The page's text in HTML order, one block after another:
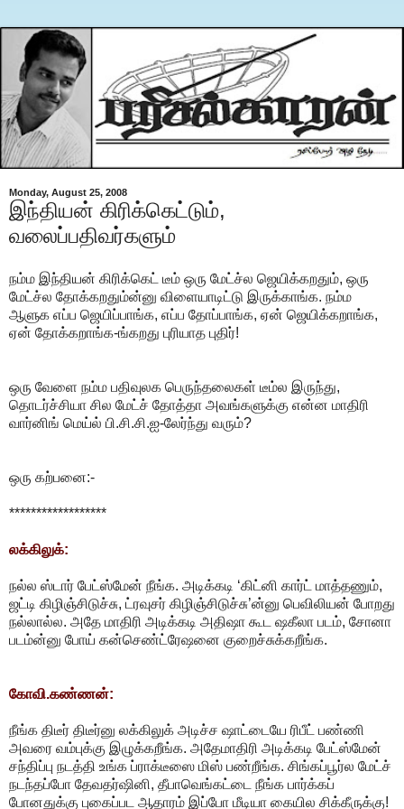
Monday, August 25, 2008
இந்தியன் கிரிக்கெட்டும்,
வலைப்பதிவர்களும்
நம்ம இந்தியன் கிரிக்கெட் டீம் ஒரு மேட்ச்ல ஜெயிக்கறதும், ஒரு
மேட்ச்ல தோக்கறதும்ன்னு விளையாடிட்டு இருக்காங்க. நம்ம
ஆளுக எப்ப ஜெயிப்பாங்க, எப்ப தோப்பாங்க, ஏன் ஜெயிக்கறாங்க,
ஏன் தோக்கறாங்க-ங்கறது புரியாத புதிர்!
ஒரு வேளை நம்ம பதிவுலக பெருந்தலைகள் டீம்ல இருந்து,
தொடர்ச்சியா சில மேட்ச் தோத்தா அவங்களுக்கு என்ன மாதிரி
வார்னிங் மெய்ல் பி.சி.சி.ஐ-லேர்ந்து வரும்?
ஒரு கற்பனை:-
******************
லக்கிலுக்:
நல்ல ஸ்டார் பேட்ஸ்மேன் நீங்க. அடிக்கடி ‘கிட்னி கார்ட் மாத்தணும்,
ஜட்டி கிழிஞ்சிடுச்சு, ட்ரவுசர் கிழிஞ்சிடுச்சு’ன்னு பெவிலியன் போறது
நல்லால்ல. அதே மாதிரி அடிக்கடி அதிஷா கூட ஷகீலா படம், சோனா
படம்ன்னு போய் கன்செண்ட்ரேஷனை குறைச்சுக்கறீங்க.
கோவி.கண்ணன்:
நீங்க திடீர் திடீர்னு லக்கிலுக் அடிச்ச ஷாட்டையே ரிபீட் பண்ணி
அவரை வம்புக்கு இழுக்கறீங்க. அதேமாதிரி அடிக்கடி பேட்ஸ்மேன்
சந்திப்பு நடத்தி உங்க ப்ராக்டீஸை மிஸ் பண்றீங்க. சிங்கப்பூர்ல மேட்ச்
நடந்தப்போ தேவதர்ஷினி, தீபாவெங்கட்டை நீங்க பார்க்கப்
போனதுக்கு புகைப்பட ஆதாரம் இப்போ மீடியா கையில சிக்கீருக்கு!